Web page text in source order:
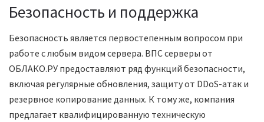
Безопасность и поддержка
Безопасность является первостепенным вопросом при
работе с любым видом сервера. ВПС серверы от
ОБЛАКО.РУ предоставляют ряд функций безопасности,
включая регулярные обновления, защиту от DDoS-атак и
резервное копирование данных. К тому же, компания
предлагает квалифицированную техническую